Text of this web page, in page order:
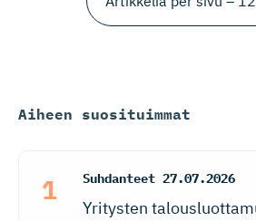
Aiheen suosituimmat
Suhdanteet 27.07.2026
Yritysten